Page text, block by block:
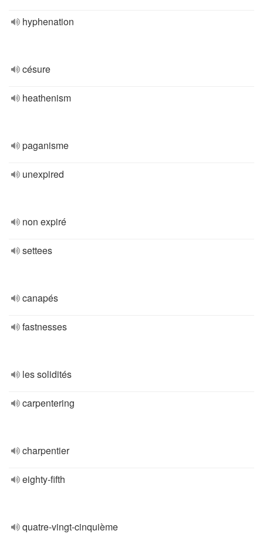
hyphenation
césure
heathenism
paganisme
unexpired
non expiré
settees
canapés
fastnesses
les solidités
carpentering
charpentier
eighty-fifth
quatre-vingt-cinquième